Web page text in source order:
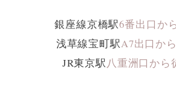
銀座線京橋駅6番出口か
浅草線宝町駅A7出口か
JR東京駅八重洲口から